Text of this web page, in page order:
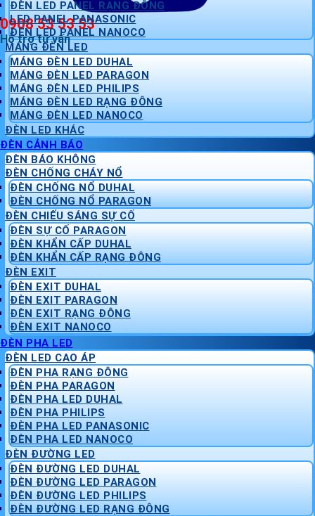
0908 53 53 53
Hỗ trợ tư vấn
ĐÈN LED PANEL RẠNG ĐÔNG
LED PANEL PANASONIC
ĐÈN LED PANEL NANOCO
MÁNG ĐÈN LED
MÁNG ĐÈN LED DUHAL
MÁNG ĐÈN LED PARAGON
MÁNG ĐÈN LED PHILIPS
MÁNG ĐÈN LED RẠNG ĐÔNG
MÁNG ĐÈN LED NANOCO
ĐÈN LED KHÁC
ĐÈN CẢNH BÁO
ĐÈN BÁO KHÔNG
ĐÈN CHỐNG CHÁY NỔ
ĐÈN CHỐNG NỔ DUHAL
ĐÈN CHỐNG NỔ PARAGON
ĐÈN CHIẾU SÁNG SỰ CỐ
ĐÈN SỰ CỐ PARAGON
ĐÈN KHẨN CẤP DUHAL
ĐÈN KHẨN CẤP RẠNG ĐÔNG
ĐÈN EXIT
ĐÈN EXIT DUHAL
ĐÈN EXIT PARAGON
ĐÈN EXIT RẠNG ĐÔNG
ĐÈN EXIT NANOCO
ĐÈN PHA LED
ĐÈN LED CAO ÁP
ĐÈN PHA RẠNG ĐÔNG
ĐÈN PHA PARAGON
ĐÈN PHA LED DUHAL
ĐÈN PHA PHILIPS
ĐÈN PHA LED PANASONIC
ĐÈN PHA LED NANOCO
ĐÈN ĐƯỜNG LED
ĐÈN ĐƯỜNG LED DUHAL
ĐÈN ĐƯỜNG LED PARAGON
ĐÈN ĐƯỜNG LED PHILIPS
ĐÈN ĐƯỜNG LED RẠNG ĐÔNG